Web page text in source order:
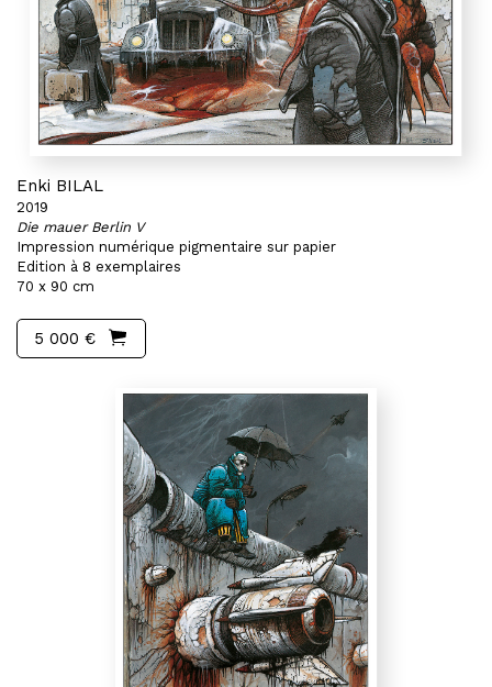
Enki BILAL
2019
Die mauer Berlin V
Impression numérique pigmentaire sur papier
Edition à 8 exemplaires
70 x 90 cm
5 000 €